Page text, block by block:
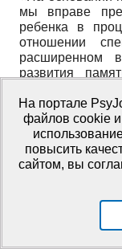
мы вправе
ребенка в
отношении
расширенном
развития
развития, и
совершается
Выготский, 1983
что такие
развития
скачками, что
структурному
На портале
файлов cookie и
повысить
сайтом, вы